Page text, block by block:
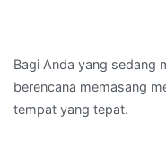
Bagi Anda yang sedang
berencana memasang
tempat yang tepat.